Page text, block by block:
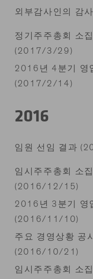
외부감사인의 감
정기주주총회 소
(2017/3/29)
2016년 4분기 영
(2017/2/14)
2016
임원 선임 결과
임시주주총회 소
(2016/12/15)
2016년 3분기 영
(2016/11/10)
주요 경영상황 공
(2016/10/21)
임시주주총회 소